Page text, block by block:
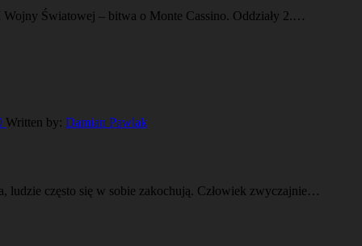
Wojny Światowej – bitwa o Monte Cassino. Oddziały 2.…
Written by: Damian Pawlak
ludzie często się w sobie zakochują. Człowiek zwyczajnie…